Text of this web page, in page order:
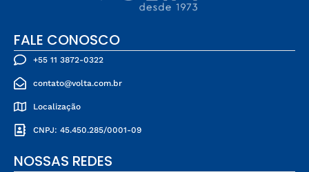
FALE CONOSCO
+55 11 3872-0322
contato@volta.com.br
Localização
CNPJ: 45.450.285/0001-09
NOSSAS REDES